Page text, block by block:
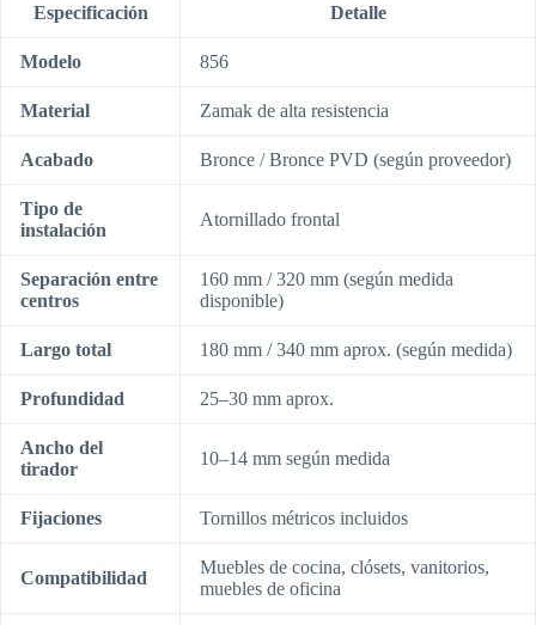
Especificación Detalle
Modelo 856
Material Zamak de alta resistencia
Acabado Bronce / Bronce PVD (según proveedor)
Tipo de
instalación
Atornillado frontal
Separación entre
centros
160 mm / 320 mm (según medida
disponible)
Largo total 180 mm / 340 mm aprox. (según medida)
Profundidad 25–30 mm aprox.
Ancho del
tirador
10–14 mm según medida
Fijaciones Tornillos métricos incluidos
Compatibilidad
Muebles de cocina, clósets, vanitorios,
muebles de oficina